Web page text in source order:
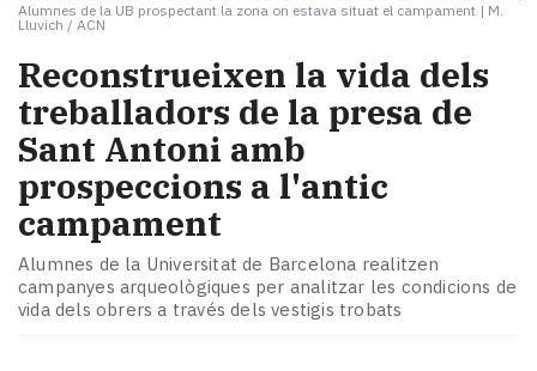
Alumnes de la UB prospectant la zona on estava situat el campament | M.
Lluvich / ACN
​Reconstrueixen la vida dels
treballadors de la presa de
Sant Antoni amb
prospeccions a l'antic
campament
Alumnes de la Universitat de Barcelona realitzen
campanyes arqueològiques per analitzar les condicions de
vida dels obrers a través dels vestigis trobats